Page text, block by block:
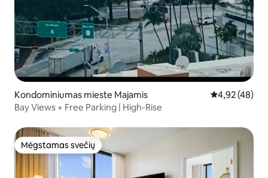
Kondominiumas mieste Majamis Vidutinis
4,92 (48)
Bay Views + Free Parking | High-Rise
Mėgstamas svečių
Mėgstamas svečių